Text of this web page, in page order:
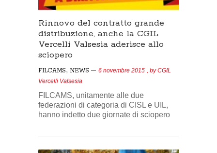
Rinnovo del contratto grande
distribuzione, anche la CGIL
Vercelli Valsesia aderisce allo
sciopero
FILCAMS, NEWS 6 novembre 2015 , byCGIL
Vercelli Valsesia
FILCAMS, unitamente alle due
federazioni di categoria di CISL e UIL,
hanno indetto due giornate di sciopero